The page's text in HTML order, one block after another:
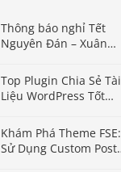
Thông báo nghỉ Tết
Nguyên Đán – Xuân
Top Plugin Chia Sẻ Tài
Liệu WordPress Tốt
Khám Phá Theme FSE:
Sử Dụng Custom Post